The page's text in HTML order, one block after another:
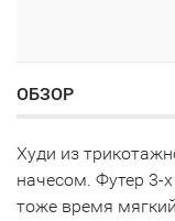
ОБЗОР
Худи из
начесом. Футер 3-
тоже время